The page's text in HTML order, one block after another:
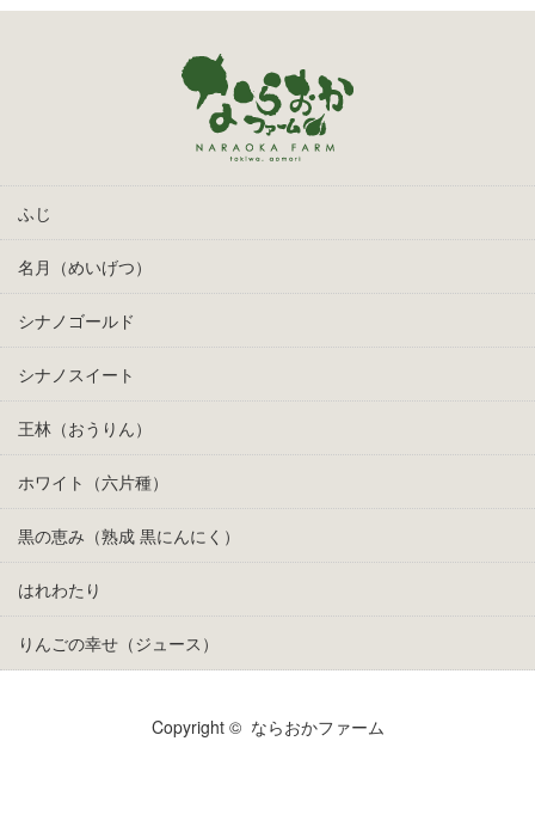
ふじ
名月（めいげつ）
シナノゴールド
シナノスイート
王林（おうりん）
ホワイト（六片種）
黒の恵み（熟成 黒にんにく）
はれわたり
りんごの幸せ（ジュース）
Copyright © ならおかファーム